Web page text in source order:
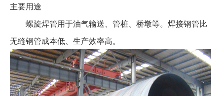
主要用途
螺旋焊管用于油气输送、管桩、桥墩等。焊接钢管比
无缝钢管成本低、生产效率高。